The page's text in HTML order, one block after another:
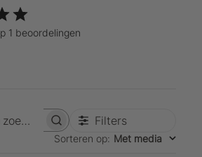
1 beoordelingen
zoekenFilters
Sorteren op: Met media